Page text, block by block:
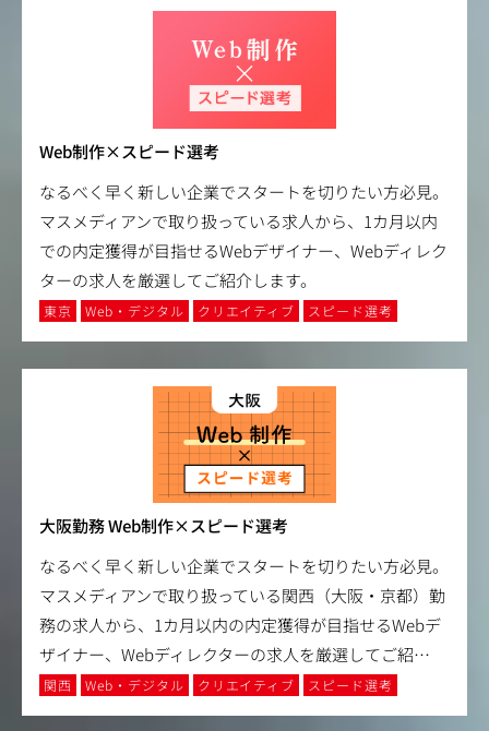
Web制作×スピード選考
なるべく早く新しい企業でスタートを切りたい方必見。
マスメディアンで取り扱っている求人から、1カ月以内
での内定獲得が目指せるWebデザイナー、Webディレク
ターの求人を厳選してご紹介します。
東京 Web・デジタル クリエイティブ スピード選考
大阪勤務 Web制作×スピード選考
なるべく早く新しい企業でスタートを切りたい方必見。
マスメディアンで取り扱っている関西（大阪・京都）勤
務の求人から、1カ月以内の内定獲得が目指せるWebデ
ザイナー、Webディレクターの求人を厳選してご紹…
関西 Web・デジタル クリエイティブ スピード選考